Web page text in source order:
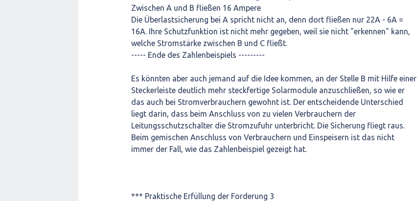
Zwischen A und B fließen 16 Ampere
Die Überlastsicherung bei A spricht nicht an, denn dort fließen nur 22A - 6A =
16A. Ihre Schutzfunktion ist nicht mehr gegeben, weil sie nicht "erkennen" kann,
welche Stromstärke zwischen B und C fließt.
----- Ende des Zahlenbeispiels ---------
Es könnten aber auch jemand auf die Idee kommen, an der Stelle B mit Hilfe einer
Steckerleiste deutlich mehr steckfertige Solarmodule anzuschließen, so wie er
das auch bei Stromverbrauchern gewohnt ist. Der entscheidende Unterschied
liegt darin, dass beim Anschluss von zu vielen Verbrauchern der
Leitungsschutzschalter die Stromzufuhr unterbricht. Die Sicherung fliegt raus.
Beim gemischen Anschluss von Verbrauchern und Einspeisern ist das nicht
immer der Fall, wie das Zahlenbeispiel gezeigt hat.
*** Praktische Erfüllung der Forderung 3